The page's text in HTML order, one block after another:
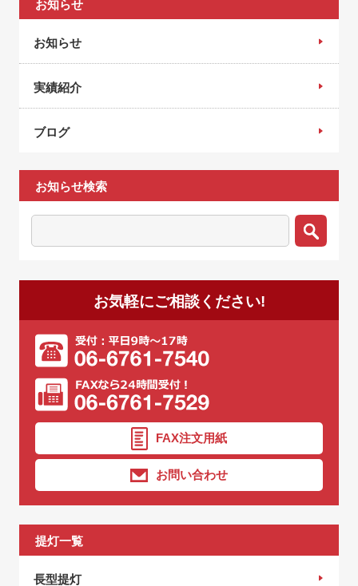
お知らせ
お知らせ
実績紹介
ブログ
お知らせ検索
お気軽にご相談ください!
FAX注文用紙
お問い合わせ
提灯一覧
長型提灯